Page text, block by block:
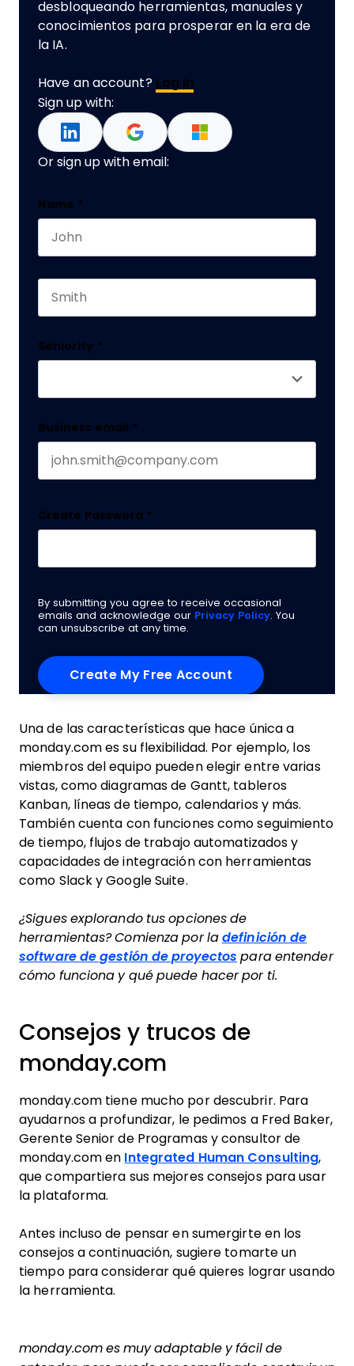
desbloqueando herramientas, manuales y
conocimientos para prosperar en la era de
la IA.
Have an account? Log In
Sign up with:
Or sign up with email:
Instagram
Name *
Seniority *
Business email *
Create Password *
By submitting you agree to receive occasional
emails and acknowledge our Privacy Policy. You
can unsubscribe at any time.
Una de las características que hace única a
monday.com es su flexibilidad. Por ejemplo, los
miembros del equipo pueden elegir entre varias
vistas, como diagramas de Gantt, tableros
Kanban, líneas de tiempo, calendarios y más.
También cuenta con funciones como seguimiento
de tiempo, flujos de trabajo automatizados y
capacidades de integración con herramientas
como Slack y Google Suite.
¿Sigues explorando tus opciones de
herramientas? Comienza por ladefinición de
software de gestión de proyectos para entender
cómo funciona y qué puede hacer por ti.
Consejos y trucos de
monday.com
monday.com tiene mucho por descubrir. Para
ayudarnos a profundizar, le pedimos a Fred Baker,
Gerente Senior de Programas y consultor de
monday.com en Integrated Human Consulting,
que compartiera sus mejores consejos para usar
la plataforma.
Antes incluso de pensar en sumergirte en los
consejos a continuación, sugiere tomarte un
tiempo para considerar qué quieres lograr usando
la herramienta.
monday.com es muy adaptable y fácil de